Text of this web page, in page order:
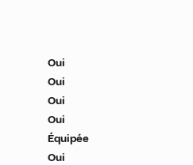
Oui
Oui
Oui
Oui
Équipée
Oui